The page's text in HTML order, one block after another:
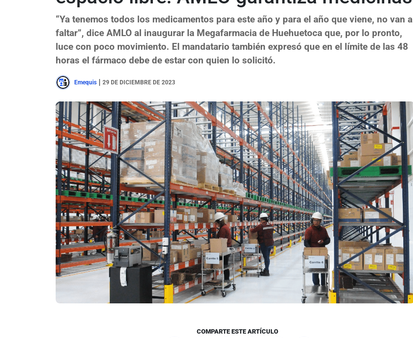
“Ya tenemos todos los medicamentos para este año y para el año que viene, no van a
faltar”, dice AMLO al inaugurar la Megafarmacia de Huehuetoca que, por lo pronto,
luce con poco movimiento. El mandatario también expresó que en el límite de las 48
horas el fármaco debe de estar con quien lo solicitó.
Emequis 29 DE DICIEMBRE DE 2023
COMPARTE ESTE ARTÍCULO